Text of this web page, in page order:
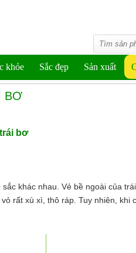
khỏe Sắc đẹp Sản xuất
BƠ
bơ
khác nhau. Vẻ bề ngoài của
rất xù xì, thô ráp. Tuy nhiên, khi